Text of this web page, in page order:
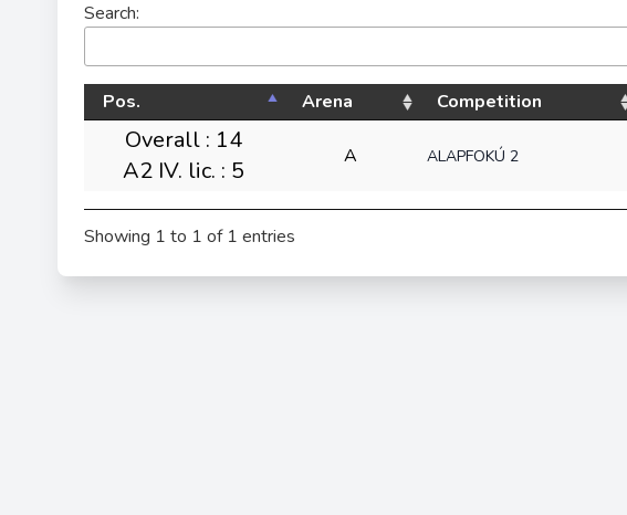
Search:
Pos. Arena Competition
Overall : 14
A2 IV. lic. : 5
A ALAPFOKÚ 2
Showing 1 to 1 of 1 entries